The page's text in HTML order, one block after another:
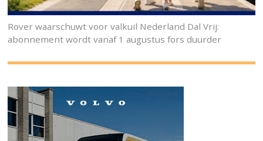
Rover waarschuwt voor valkuil Nederland Dal Vrij:
abonnement wordt vanaf 1 augustus fors duurder